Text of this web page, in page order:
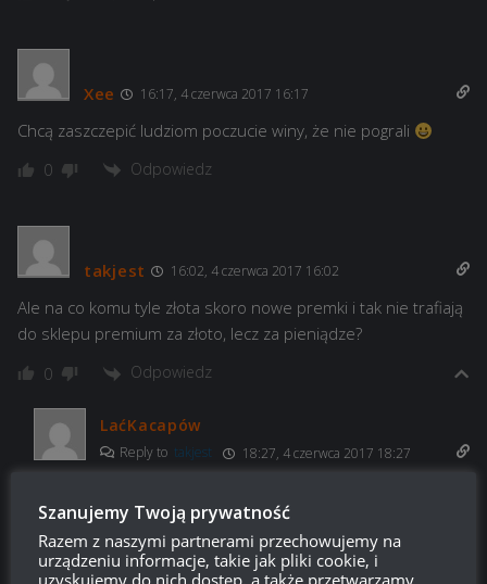
Xee 16:17, 4 czerwca 2017 16:17
Chcą zaszczepić ludziom poczucie winy, że nie pograli
0 Odpowiedz
takjest 16:02, 4 czerwca 2017 16:02
Ale na co komu tyle złota skoro nowe premki i tak nie trafiają
do sklepu premium za złoto, lecz za pieniądze?
0 Odpowiedz
LaćKacapów
Reply to takjest 18:27, 4 czerwca 2017 18:27
drzewka.
0 Odpowiedz
Szanujemy Twoją prywatność
Razem z naszymi partnerami przechowujemy na
urządzeniu informacje, takie jak pliki cookie, i
uzyskujemy do nich dostęp, a także przetwarzamy